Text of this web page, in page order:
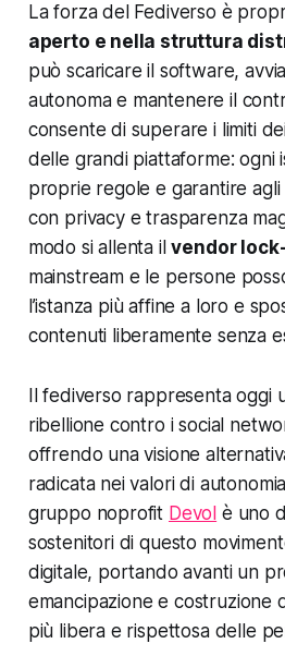
La forza del Fediverso è
aperto e nella struttura
può scaricare il software,
autonoma e mantenere il
consente di superare i limiti
delle grandi piattaforme: ogni
proprie regole e garantire
con privacy e trasparenza
modo si allenta ilvendor
mainstream e le persone
l’istanza più affine a loro e
contenuti liberamente senza
Il fediverso rappresenta oggi
ribellione contro i social
offrendo una visione
radicata nei valori di
gruppo noprofit Devol è uno
sostenitori di questo
digitale, portando avanti un
emancipazione e costruzione
più libera e rispettosa delle